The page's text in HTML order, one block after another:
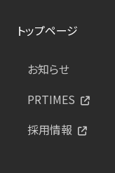
トップページ
お知らせ
PRTIMES
採用情報